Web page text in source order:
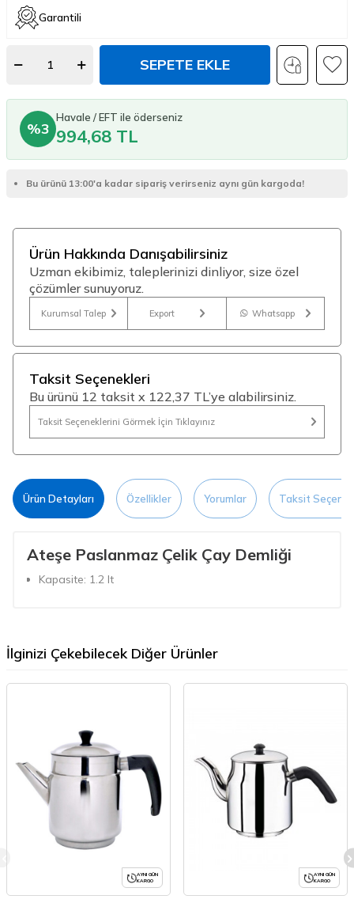
Garantili
SEPETE EKLE
%3
Havale / EFT ile öderseniz
994,68 TL
Bu ürünü 13:00'a kadar sipariş verirseniz aynı gün kargoda!
Ürün Hakkında Danışabilirsiniz
Uzman ekibimiz, taleplerinizi dinliyor, size özel
çözümler sunuyoruz.
Kurumsal Talep Export Whatsapp
Taksit Seçenekleri
Bu ürünü 12 taksit x 122,37 TL’ye alabilirsiniz.
Taksit Seçeneklerini Görmek İçin Tıklayınız
Ürün Detayları Özellikler Yorumlar Taksit
Ateşe Paslanmaz Çelik Çay Demliği
Kapasite: 1.2 lt
İlginizi Çekebilecek Diğer Ürünler
AYNI GÜN
KARGO
AYNI GÜN
KARGO